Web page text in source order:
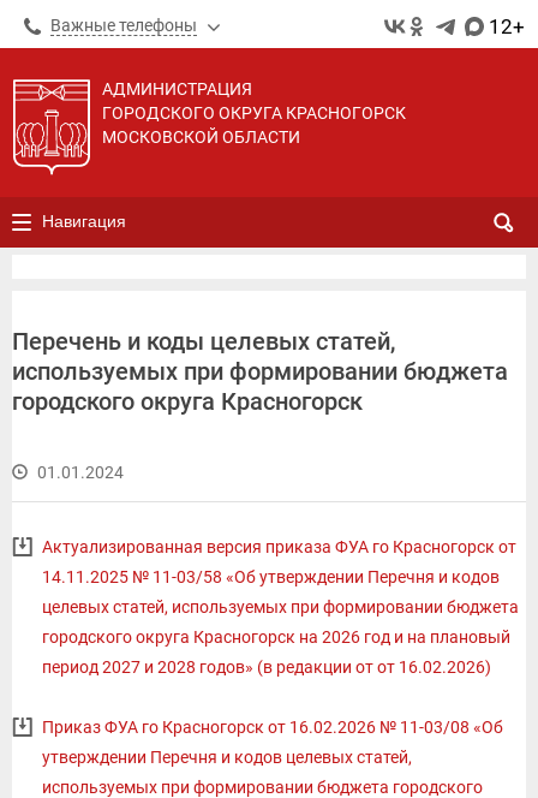
Важные телефоны 12+
АДМИНИСТРАЦИЯ
ГОРОДСКОГО ОКРУГА КРАСНОГОРСК
МОСКОВСКОЙ ОБЛАСТИ
Навигация
Перечень и коды целевых статей,
используемых при формировании бюджета
городского округа Красногорск
01.01.2024
Актуализированная версия приказа ФУА го Красногорск от
14.11.2025 № 11-03/58 «Об утверждении Перечня и кодов
целевых статей, используемых при формировании бюджета
городского округа Красногорск на 2026 год и на плановый
период 2027 и 2028 годов» (в редакции от от 16.02.2026)
Приказ ФУА го Красногорск от 16.02.2026 № 11-03/08 «Об
утверждении Перечня и кодов целевых статей,
используемых при формировании бюджета городского